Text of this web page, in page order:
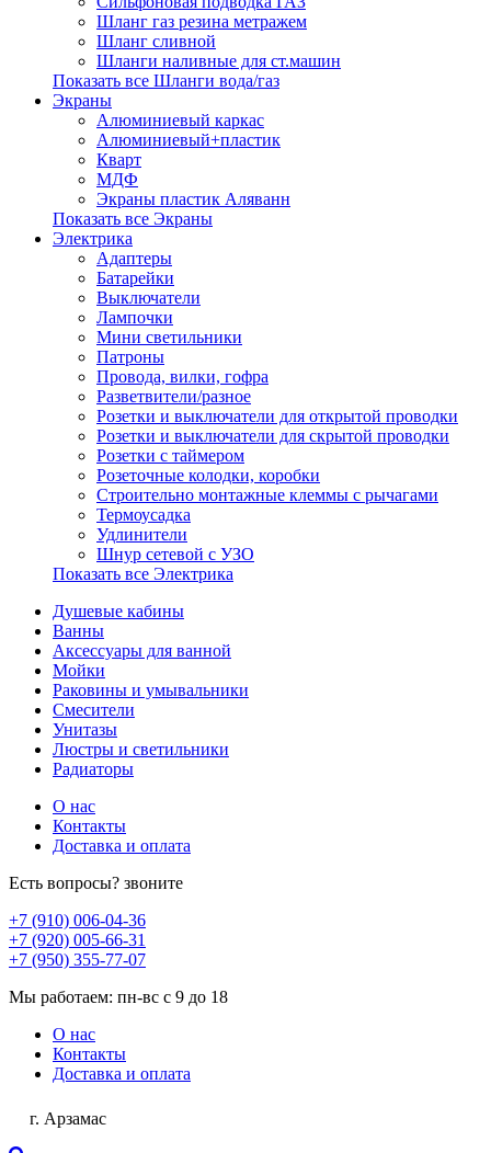
Шланг газ резина метражем
Шланг сливной
Шланги наливные для ст.машин
Показать все Шланги вода/газ
Экраны
Алюминиевый каркас
Алюминиевый+пластик
Кварт
МДФ
Экраны пластик Аляванн
Показать все Экраны
Электрика
Адаптеры
Батарейки
Выключатели
Лампочки
Мини светильники
Патроны
Провода, вилки, гофра
Разветвители/разное
Розетки и выключатели для открытой проводки
Розетки и выключатели для скрытой проводки
Розетки с таймером
Розеточные колодки, коробки
Строительно монтажные клеммы с рычагами
Термоусадка
Удлинители
Шнур сетевой с УЗО
Показать все Электрика
Душевые кабины
Ванны
Аксессуары для ванной
Мойки
Раковины и умывальники
Смесители
Унитазы
Люстры и светильники
Радиаторы
О нас
Контакты
Доставка и оплата
Есть вопросы? звоните
+7 (910) 006-04-36
+7 (920) 005-66-31
+7 (950) 355-77-07
Мы работаем: пн-вс с 9 до 18
О нас
Контакты
Доставка и оплата
г. Арзамас